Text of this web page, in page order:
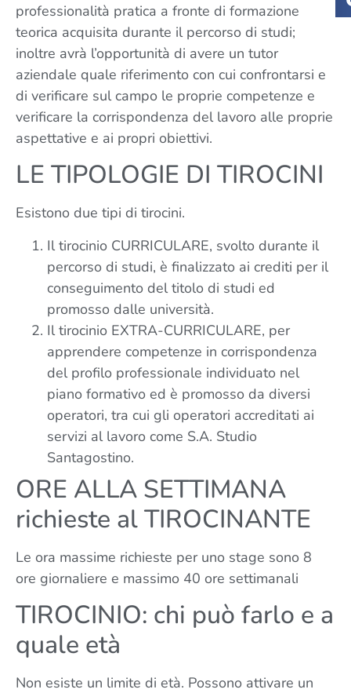
professionalità pratica a fronte di formazione
teorica acquisita durante il percorso di studi;
inoltre avrà l’opportunità di avere un tutor
aziendale quale riferimento con cui confrontarsi e
di verificare sul campo le proprie competenze e
verificare la corrispondenza del lavoro alle proprie
aspettative e ai propri obiettivi.
LE TIPOLOGIE DI TIROCINI
Esistono due tipi di tirocini.
Il tirocinio CURRICULARE, svolto durante il
percorso di studi, è finalizzato ai crediti per il
conseguimento del titolo di studi ed
promosso dalle università.
Il tirocinio EXTRA-CURRICULARE, per
apprendere competenze in corrispondenza
del profilo professionale individuato nel
piano formativo ed è promosso da diversi
operatori, tra cui gli operatori accreditati ai
servizi al lavoro come S.A. Studio
Santagostino.
ORE ALLA SETTIMANA
richieste al TIROCINANTE
Le ora massime richieste per uno stage sono 8
ore giornaliere e massimo 40 ore settimanali
TIROCINIO: chi può farlo e a
quale età
Non esiste un limite di età. Possono attivare un